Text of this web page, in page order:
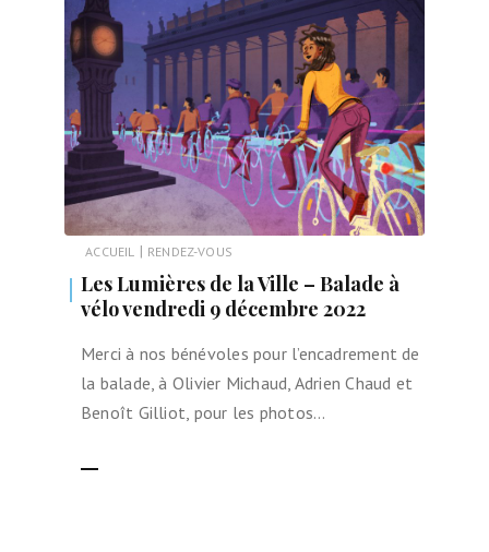
ACCUEIL | RENDEZ-VOUS
Les Lumières de la Ville – Balade à
vélo vendredi 9 décembre 2022
Merci à nos bénévoles pour l’encadrement de
la balade, à Olivier Michaud, Adrien Chaud et
Benoît Gilliot, pour les photos…